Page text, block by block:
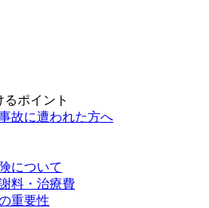
ポイント
故に遭われた方へ
について
料・治療費
重要性